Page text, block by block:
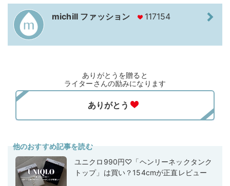
michill ファッション 117154
ありがとうを贈ると
ライターさんの励みになります
他のおすすめ記事を読む
ユニクロ990円♡「ヘンリーネックタンク
トップ」は買い？154cmが正直レビュー